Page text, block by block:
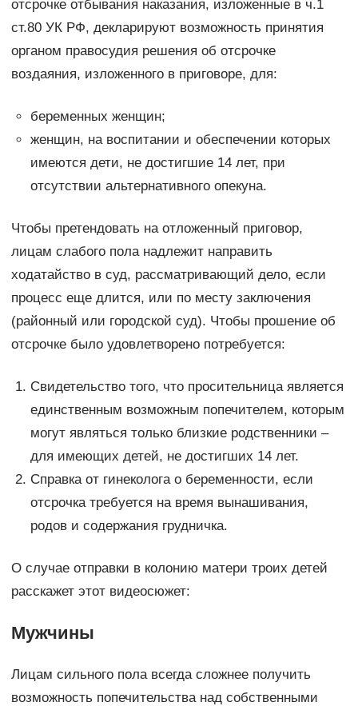
отсрочке отбывания наказания, изложенные в ч.1
ст.80 УК РФ, декларируют возможность принятия
органом правосудия решения об отсрочке
воздаяния, изложенного в приговоре, для:
беременных женщин;
женщин, на воспитании и обеспечении которых
имеются дети, не достигшие 14 лет, при
отсутствии альтернативного опекуна.
Чтобы претендовать на отложенный приговор,
лицам слабого пола надлежит направить
ходатайство в суд, рассматривающий дело, если
процесс еще длится, или по месту заключения
(районный или городской суд). Чтобы прошение об
отсрочке было удовлетворено потребуется:
Свидетельство того, что просительница является
единственным возможным попечителем, которым
могут являться только близкие родственники –
для имеющих детей, не достигших 14 лет.
Справка от гинеколога о беременности, если
отсрочка требуется на время вынашивания,
родов и содержания грудничка.
О случае отправки в колонию матери троих детей
расскажет этот видеосюжет:
Мужчины
Лицам сильного пола всегда сложнее получить
возможность попечительства над собственными